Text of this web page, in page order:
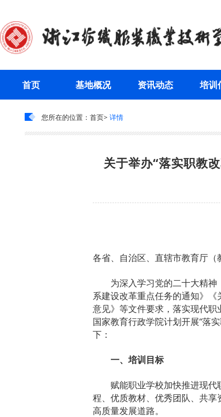
首页 基地概况 资讯动态 培训
您所在的位置： 首页 详情
关于举办“落实职教
各省、自治区、直辖市教育厅
为深入学习党的二十大精
系建设改革重点任务的通知》
意见》等文件要求，落实现代
国家教育行政学院计划开展“落
下：
一、培训目标
赋能职业学校加快推进现
程、优质教材、优秀团队、共
高质量发展道路。